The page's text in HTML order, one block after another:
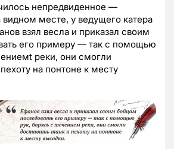
непредвиденное —
видном месте, у ведущего катера
взял весла и приказал своим
его примеру — так с помощью
реки, они смогли
на понтоне к месту